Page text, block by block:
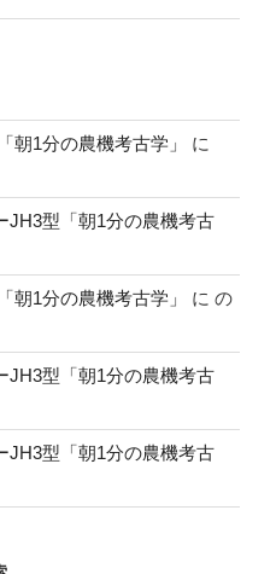
朝1分の農機考古学」
に
JH3型「朝1分の農機考古
朝1分の農機考古学」 に の
JH3型「朝1分の農機考古
JH3型「朝1分の農機考古